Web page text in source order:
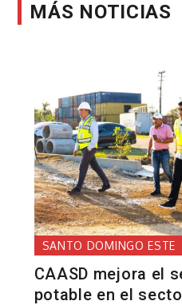
MÁS NOTICIAS
SANTO DOMINGO ESTE
CAASD mejora el
potable en el